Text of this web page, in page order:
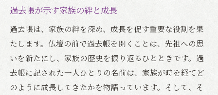
過去帳が示す家族の絆と成長
過去帳は、家族の絆を深め、成長を促す重要な役割を果
たします。仏壇の前で過去帳を開くことは、先祖への思
いを新たにし、家族の歴史を振り返るひとときです。過
去帳に記された一人ひとりの名前は、家族が時を経てど
のように成長してきたかを物語っています。そして、そ